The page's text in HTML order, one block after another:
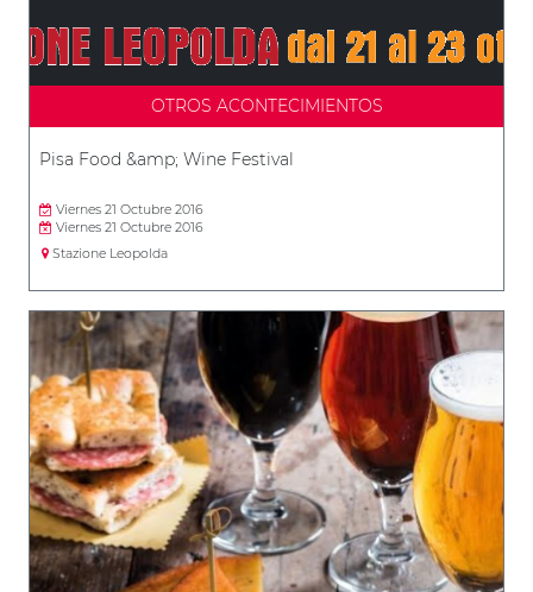
OTROS ACONTECIMIENTOS
Pisa Food &amp; Wine Festival
Viernes 21 Octubre 2016
Viernes 21 Octubre 2016
Stazione Leopolda